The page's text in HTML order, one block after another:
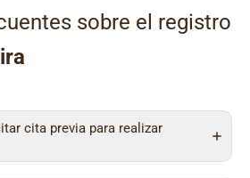
sobre el registro
cita previa para realizar